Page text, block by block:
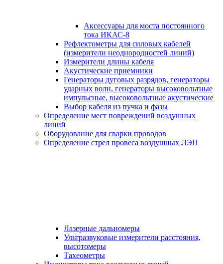
Аксессуары для моста постоянного
тока ИКАС-8
Рефлектометры для силовых кабелей
(измерители неоднородностей линий)
Измерители длины кабеля
Акустические приемники
Генераторы дуговых разрядов, генераторы
ударных волн, генераторы высоковольтные
импульсные, высоковольтные акустические
Выбор кабеля из пучка и фазы
Определение мест повреждений воздушных
линий
Оборудование для сварки проводов
Определение стрел провеса воздушных ЛЭП
Лазерные дальномеры
Ультразвуковые измерители расстояния,
высотомеры
Тахеометры